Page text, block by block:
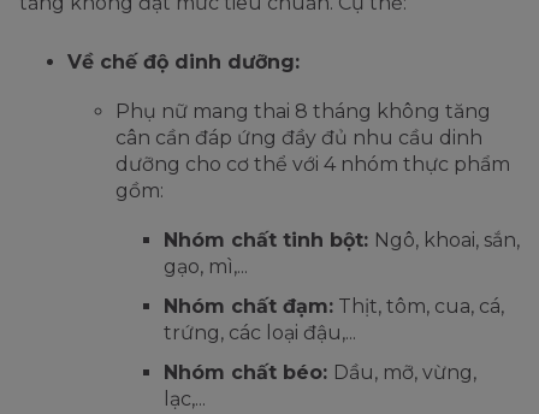
Về chế độ dinh dưỡng:
Phụ nữ mang thai 8 tháng không tăng
cân cần đáp ứng đầy đủ nhu cầu dinh
dưỡng cho cơ thể với 4 nhóm thực phẩm
gồm:
Nhóm chất tinh bột: Ngô, khoai, sắn,
gạo, mì,...
Nhóm chất đạm: Thịt, tôm, cua, cá,
trứng, các loại đậu,...
Nhóm chất béo: Dầu, mỡ, vừng,
lạc,...